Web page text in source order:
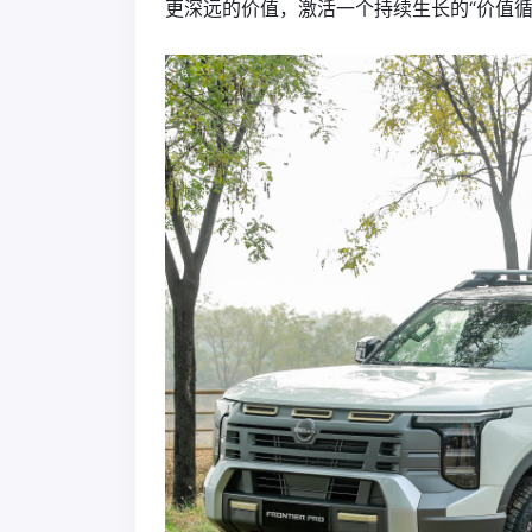
更深远的价值，激活一个持续生长的“价值